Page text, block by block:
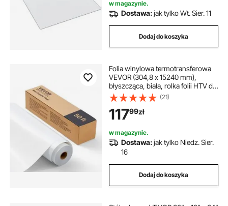
wózkach inwalidzkich, płynnie
przesuwający się dywanik pod
biurkiem (prostokątny)
w magazynie.
Dostawa:jak tylko Wt. Sier. 11
Dodaj do koszyka
Folia winylowa termotransferowa
VEVOR (304,8 x 15240 mm),
błyszcząca, biała, rolka folii HTV do
prasowania, kompatybilna z
maszynami tnącymi, do różnych
materiałów: koszulek, poduszek,
czapek
(21)
11799zł
w magazynie.
Dostawa:jak tylko Niedz. Sier.
16
Dodaj do koszyka